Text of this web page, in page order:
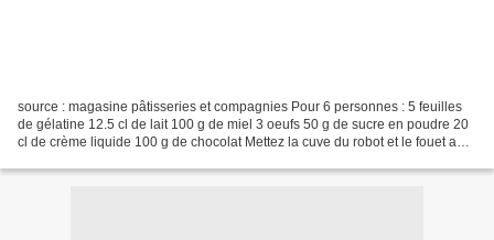
source : magasine pâtisseries et compagnies Pour 6 personnes : 5 feuilles
de gélatine 12.5 cl de lait 100 g de miel 3 oeufs 50 g de sucre en poudre 20
cl de crème liquide 100 g de chocolat Mettez la cuve du robot et le fouet au